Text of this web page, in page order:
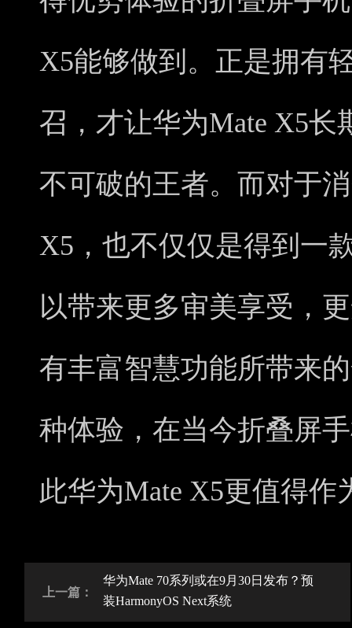
X5能够做到。正是拥有
召，才让华为Mate X5
不可破的王者。而对于
X5，也不仅仅是得到一
以带来更多审美享受，
有丰富智慧功能所带来
种体验，在当今折叠屏
此华为Mate X5更值得
上一篇：
华为Mate 70系列或在9月30日发布？预
装HarmonyOS Next系统